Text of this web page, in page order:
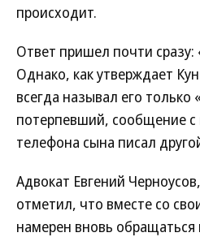
происходит.
Ответ пришел почти сразу:
Однако, как утверждает
всегда называл его только
потерпевший, сообщение
телефона сына писал
Адвокат Евгений
отметил, что вместе со
намерен вновь обращаться